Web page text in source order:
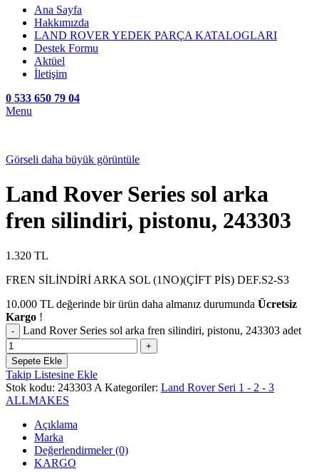
Ana Sayfa
Hakkımızda
LAND ROVER YEDEK PARÇA KATALOGLARI
Destek Formu
Aktüel
İletişim
0 533 650 79 04
Menu
Görseli daha büyük görüntüle
Land Rover Series sol arka
fren silindiri, pistonu, 243303
1.320 TL
FREN SİLİNDİRİ ARKA SOL (1NO)(ÇİFT PİS) DEF.S2-S3
10.000 TL değerinde bir ürün daha almanız durumunda Ücretsiz
Kargo !
Land Rover Series sol arka fren silindiri, pistonu, 243303 adet
Sepete Ekle
Takip Listesine Ekle
Stok kodu: 243303 A Kategoriler: Land Rover Seri 1 - 2 - 3
ALLMAKES
Açıklama
Marka
Değerlendirmeler (0)
KARGO